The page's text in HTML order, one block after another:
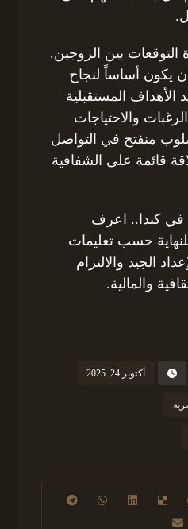
التوقعات بين الزوجين.
يكون أساساً لنجاح
الأهداف المستقبلية
والاحتياجات
منفتح في التواصل
قائمة على الشفافية
في كندا.. اعرف
حسب تعليمات
الجيد والالتزام
والمالية.
أكتوبر 24, 2025